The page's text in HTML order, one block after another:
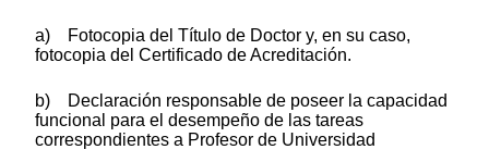
a) Fotocopia del Título de Doctor y, en su caso,
fotocopia del Certificado de Acreditación.
b) Declaración responsable de poseer la capacidad
funcional para el desempeño de las tareas
correspondientes a Profesor de Universidad